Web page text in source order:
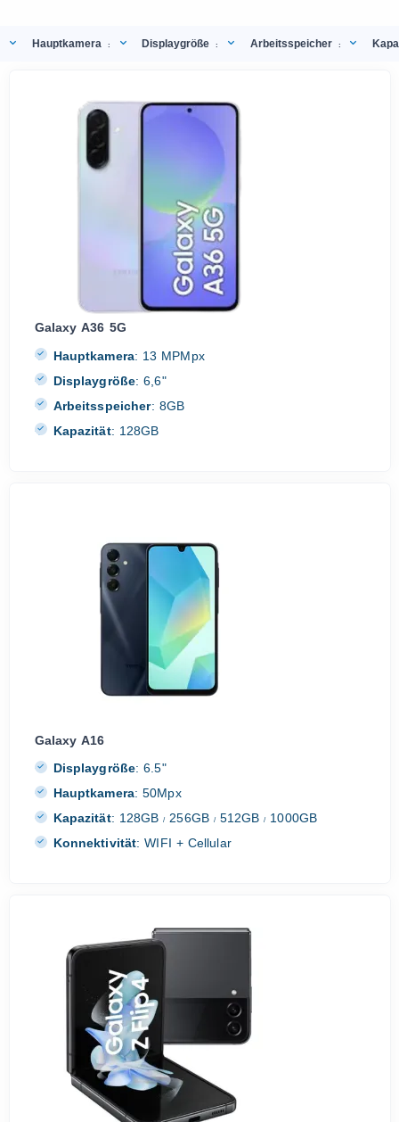
Galaxy A36 5G
Hauptkamera: 13 MPMpx
Displaygröße: 6,6"
Arbeitsspeicher: 8GB
Kapazität: 128GB
Galaxy A16
Displaygröße: 6.5"
Hauptkamera: 50Mpx
Kapazität: 128GB/ 256GB /512GB/ 1000GB
Konnektivität: WIFI + Cellular
Hauptkamera : Displaygröße : Arbeitsspeicher :